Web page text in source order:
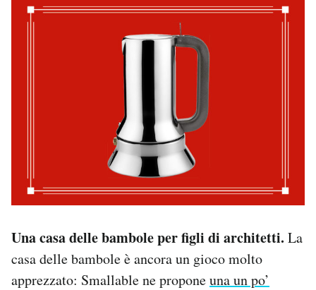
Una casa delle bambole per figli di architetti. La
casa delle bambole è ancora un gioco molto
apprezzato: Smallable ne proponeuna un po’